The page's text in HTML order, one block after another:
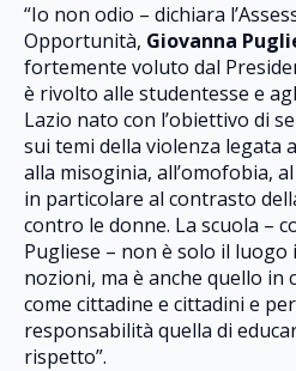
“Io non odio – dichiara
Opportunità, Giovanna
fortemente voluto dal
è rivolto alle studentesse e
Lazio nato con l’obiettivo di
sui temi della violenza legata
alla misoginia, all’omofobia,
in particolare al contrasto
contro le donne. La scuola –
Pugliese – non è solo il
nozioni, ma è anche quello in
come cittadine e cittadini e
responsabilità quella di
rispetto”.